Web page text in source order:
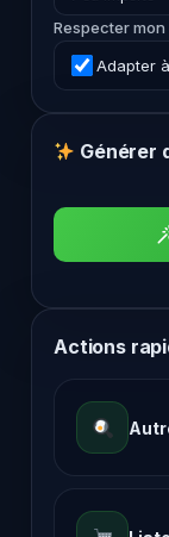
Respecter
Adapter
Générer
Actions